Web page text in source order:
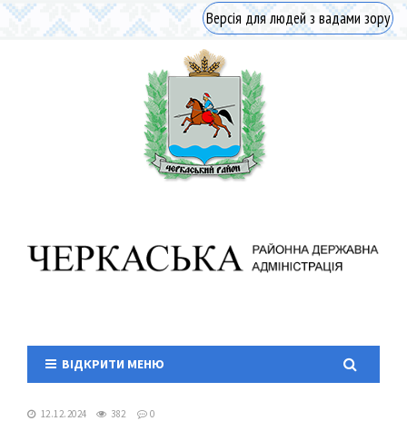
Версія для людей з вадами зору
ВІДКРИТИ МЕНЮ
12.12.2024 382
0